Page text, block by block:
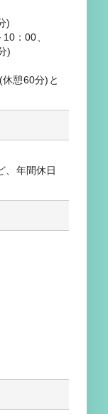
)
：00、
)
憩60分)と
、年間休日